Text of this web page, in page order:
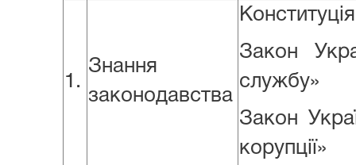
1.
Знання
законодавства
Закон
службу»
Закон
корупції»